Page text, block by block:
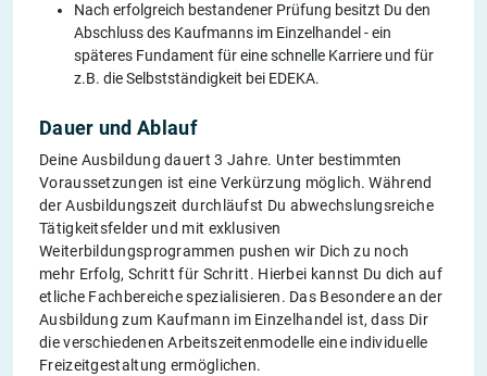
Nach erfolgreich bestandener Prüfung besitzt Du den
Abschluss des Kaufmanns im Einzelhandel - ein
späteres Fundament für eine schnelle Karriere und für
z.B. die Selbstständigkeit bei EDEKA.
Dauer und Ablauf
Deine Ausbildung dauert 3 Jahre. Unter bestimmten
Voraussetzungen ist eine Verkürzung möglich. Während
der Ausbildungszeit durchläufst Du abwechslungsreiche
Tätigkeitsfelder und mit exklusiven
Weiterbildungsprogrammen pushen wir Dich zu noch
mehr Erfolg, Schritt für Schritt. Hierbei kannst Du dich auf
etliche Fachbereiche spezialisieren. Das Besondere an der
Ausbildung zum Kaufmann im Einzelhandel ist, dass Dir
die verschiedenen Arbeitszeitenmodelle eine individuelle
Freizeitgestaltung ermöglichen.